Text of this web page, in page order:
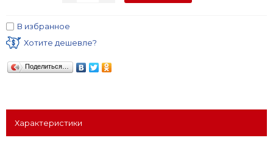
В избранное
Хотите дешевле?
Поделиться…
Характеристики